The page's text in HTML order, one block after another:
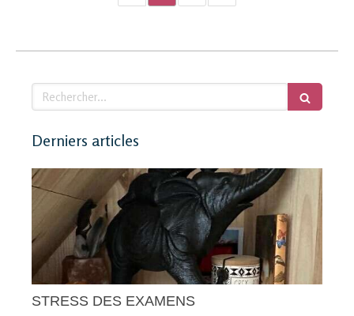
Rechercher
Derniers articles
STRESS DES EXAMENS